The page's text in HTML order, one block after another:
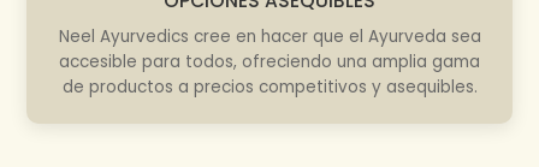
Neel Ayurvedics cree en hacer que el Ayurveda sea
accesible para todos, ofreciendo una amplia gama
de productos a precios competitivos y asequibles.